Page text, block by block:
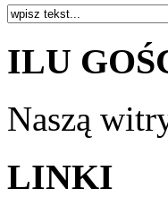
ILU
Naszą
LINKI